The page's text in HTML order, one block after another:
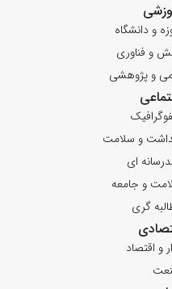
و دانشگاه
و فناوری
و پژوهشی
و سلامت
ای
و جامعه
گری
و اقتصاد